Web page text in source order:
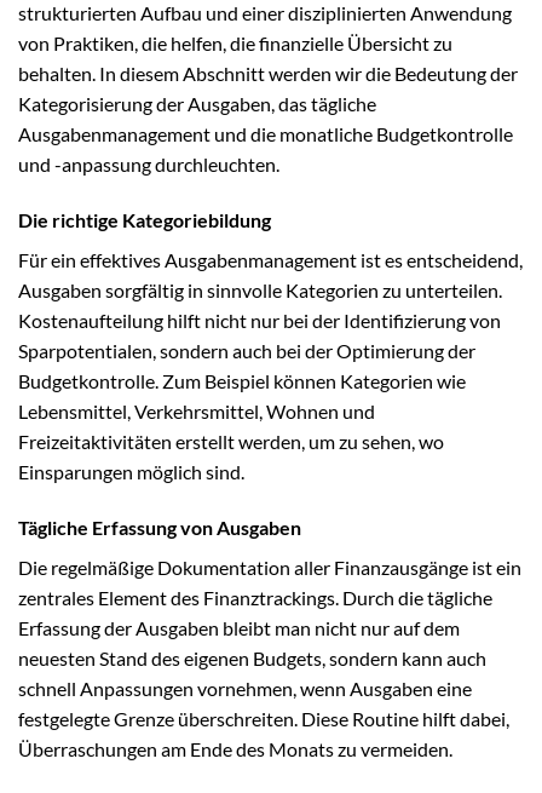
strukturierten Aufbau und einer disziplinierten Anwendung
von Praktiken, die helfen, die finanzielle Übersicht zu
behalten. In diesem Abschnitt werden wir die Bedeutung der
Kategorisierung der Ausgaben, das tägliche
Ausgabenmanagement und die monatliche Budgetkontrolle
und -anpassung durchleuchten.
Die richtige Kategoriebildung
Für ein effektives Ausgabenmanagement ist es entscheidend,
Ausgaben sorgfältig in sinnvolle Kategorien zu unterteilen.
Kostenaufteilung hilft nicht nur bei der Identifizierung von
Sparpotentialen, sondern auch bei der Optimierung der
Budgetkontrolle. Zum Beispiel können Kategorien wie
Lebensmittel, Verkehrsmittel, Wohnen und
Freizeitaktivitäten erstellt werden, um zu sehen, wo
Einsparungen möglich sind.
Tägliche Erfassung von Ausgaben
Die regelmäßige Dokumentation aller Finanzausgänge ist ein
zentrales Element des Finanztrackings. Durch die tägliche
Erfassung der Ausgaben bleibt man nicht nur auf dem
neuesten Stand des eigenen Budgets, sondern kann auch
schnell Anpassungen vornehmen, wenn Ausgaben eine
festgelegte Grenze überschreiten. Diese Routine hilft dabei,
Überraschungen am Ende des Monats zu vermeiden.